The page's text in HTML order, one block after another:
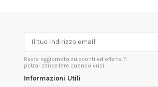
Resta aggiornato su sconti ed offerte. Ti
potrai cancellare quando vuoi.
Informazioni Utili